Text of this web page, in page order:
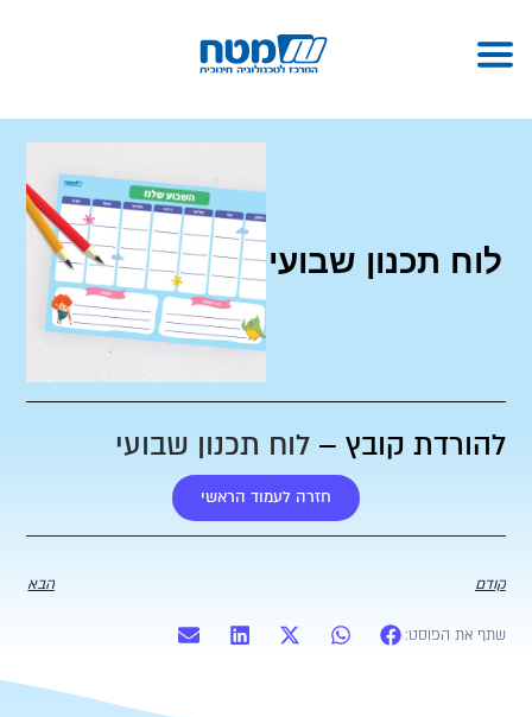
לוח תכנון שבועי
להורדת קובץ –לוח תכנון שבועי
חזרה לעמוד הראשי
קודם הבא
שתף את הפוסט: